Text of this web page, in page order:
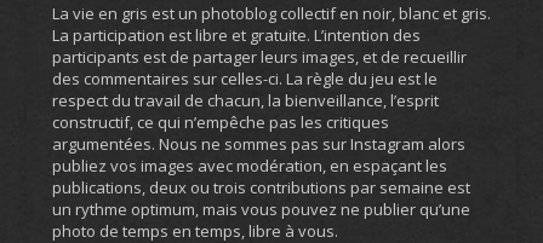
La vie en gris est un photoblog collectif en noir, blanc et gris.
La participation est libre et gratuite. L’intention des
participants est de partager leurs images, et de recueillir
des commentaires sur celles-ci. La règle du jeu est le
respect du travail de chacun, la bienveillance, l’esprit
constructif, ce qui n’empêche pas les critiques
argumentées. Nous ne sommes pas sur Instagram alors
publiez vos images avec modération, en espaçant les
publications, deux ou trois contributions par semaine est
un rythme optimum, mais vous pouvez ne publier qu’une
photo de temps en temps, libre à vous.